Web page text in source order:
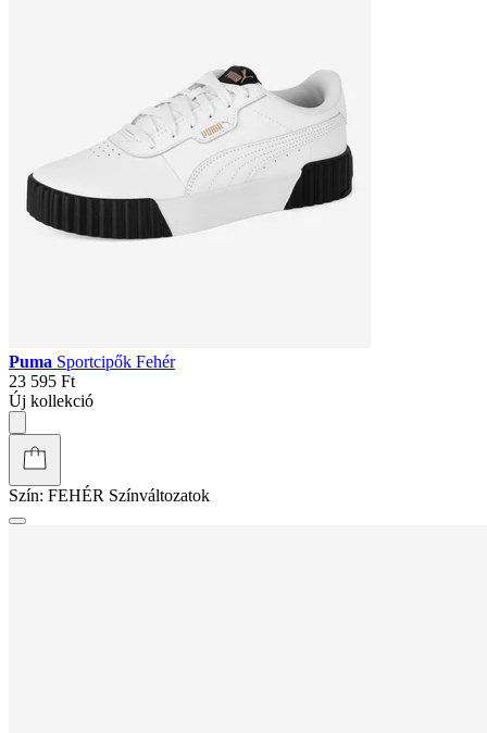
Puma Sportcipők Fehér
23 595 Ft
Új kollekció
Szín: FEHÉR Színváltozatok